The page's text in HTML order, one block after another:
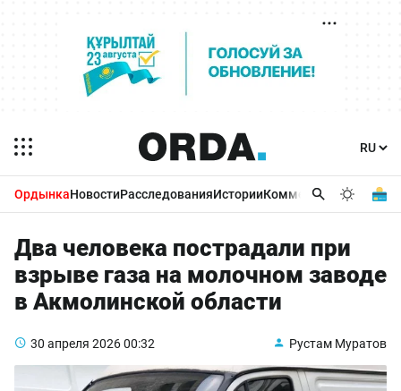
ОрдынкаНовостиРасследованияИсторииКомментарииБизнес
Два человека пострадали при
взрыве газа на молочном заводе
в Акмолинской области
30 апреля 202600:32 Рустам Муратов